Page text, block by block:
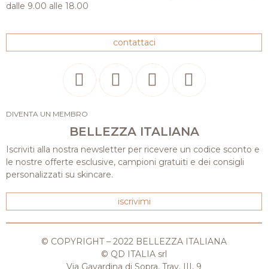
dalle 9.00 alle 18.00
contattaci
DIVENTA UN MEMBRO
BELLEZZA ITALIANA
Iscriviti alla nostra newsletter per ricevere un codice sconto e
le nostre offerte esclusive, campioni gratuiti e dei consigli
personalizzati su skincare.
iscrivimi
© COPYRIGHT – 2022 BELLEZZA ITALIANA
© QD ITALIA srl
Via Gavardina di Sopra, Trav. III, 9